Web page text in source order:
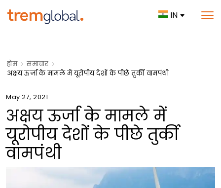
IN
होम
समाचार
अक्षय ऊर्जा के मामले में यूरोपीय देशों के पीछे तुर्की वामपंथी
May 27, 2021
अक्षय ऊर्जा के मामले में
यूरोपीय देशों के पीछे तुर्की
वामपंथी